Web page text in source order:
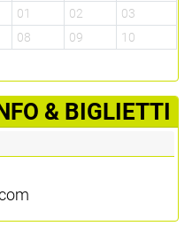
01 02
03
08 09 10
& BIGLIETTI